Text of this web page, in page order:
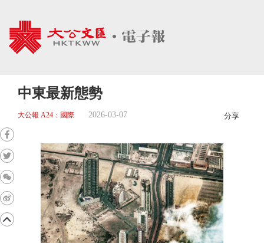
中東最新態勢
大公報 A24：國際 2026-03-07 分享